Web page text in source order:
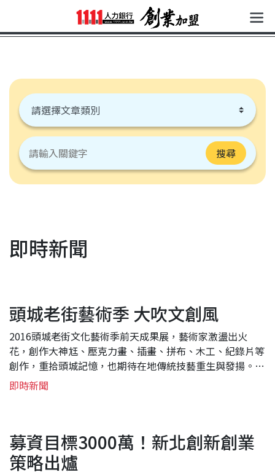
搜尋
即時新聞
頭城老街藝術季 大吹文創風
2016頭城老街文化藝術季前天成果展，藝術家激盪出火
花，創作大神尪、壓克力畫、插畫、拼布、木工、紀錄片等
創作，重拾頭城記憶，也期待在地傳統技藝重生與發揚。藝
術季由宜蘭縣丟丟銅青年協會承辦。藝術家從本月11日起在
頭城老街創作與交流，被譽為「蘭陽第一筆」的康灩泉，後
即時新聞
募資目標3000萬！新北創新創業
策略出爐